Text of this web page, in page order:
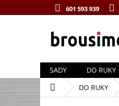
na
601 593 939
SADY DO RUKY
Domů DO RUKY